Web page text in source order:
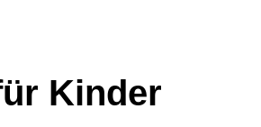
Kinder